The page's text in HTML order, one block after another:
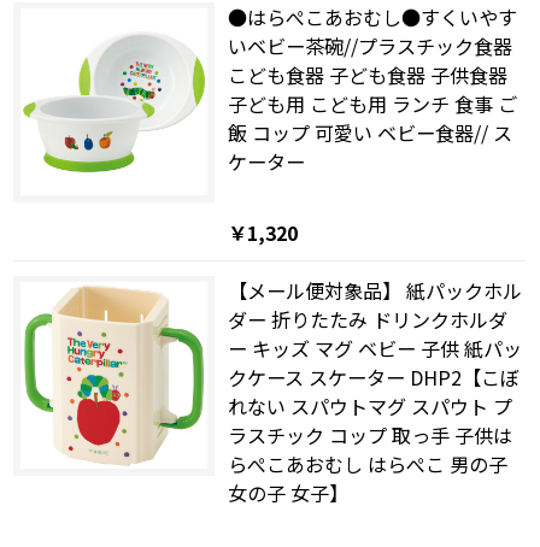
●はらぺこあおむし●すくいやす
いベビー茶碗//プラスチック食器
こども食器 子ども食器 子供食器
子ども用 こども用 ランチ 食事 ご
飯 コップ 可愛い ベビー食器// ス
ケーター
￥1,320
【メール便対象品】 紙パックホル
ダー 折りたたみ ドリンクホルダ
ー キッズ マグ ベビー 子供 紙パッ
クケース スケーター DHP2【こぼ
れない スパウトマグ スパウト プ
ラスチック コップ 取っ手 子供は
らぺこあおむし はらぺこ 男の子
女の子 女子】